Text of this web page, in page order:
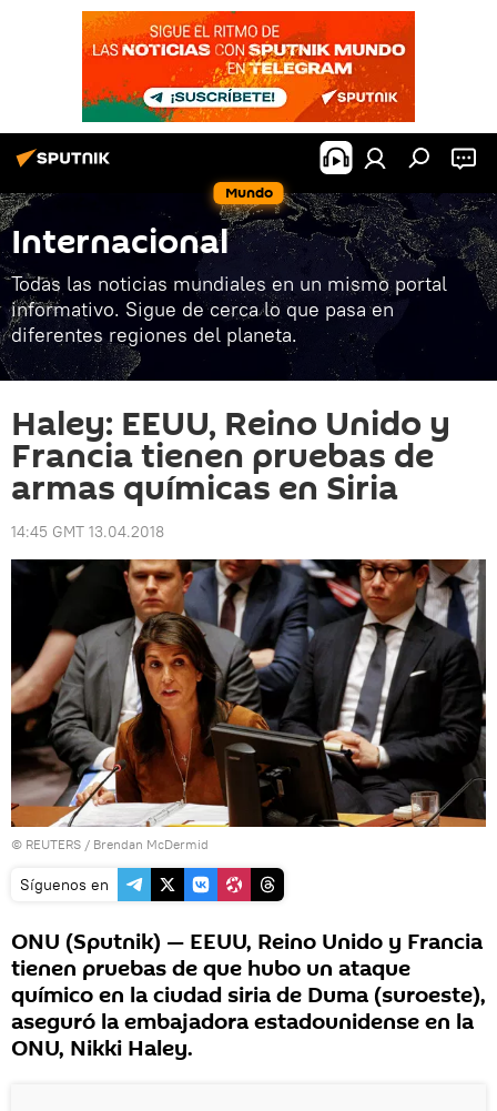
Mundo
Internacional
Todas las noticias mundiales en un mismo portal
informativo. Sigue de cerca lo que pasa en
diferentes regiones del planeta.
Haley: EEUU, Reino Unido y
Francia tienen pruebas de
armas químicas en Siria
14:45 GMT 13.04.2018
© REUTERS / Brendan McDermid
Síguenos en
ONU (Sputnik) — EEUU, Reino Unido y Francia
tienen pruebas de que hubo un ataque
químico en la ciudad siria de Duma (suroeste),
aseguró la embajadora estadounidense en la
ONU, Nikki Haley.